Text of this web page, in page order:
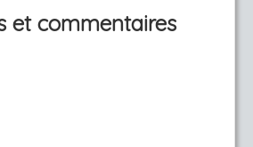
et commentaires